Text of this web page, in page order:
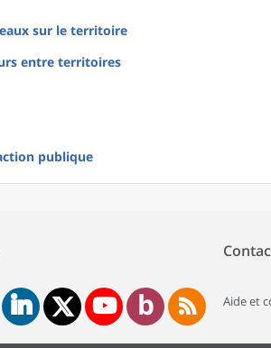
sur le territoire
entre territoires
publique
Aide et